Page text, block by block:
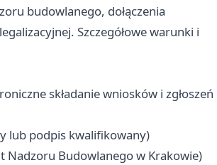
budowlanego, dołączenia
Szczegółowe warunki i
składanie wniosków i zgłoszeń
lub podpis kwalifikowany)
Nadzoru Budowlanego w Krakowie)